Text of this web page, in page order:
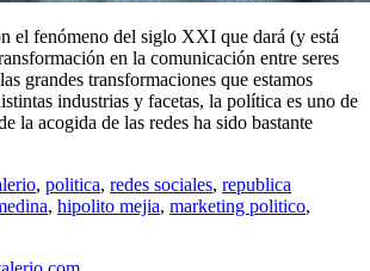
el fenómeno del siglo XXI que dará (y está
en la comunicación entre seres
grandes transformaciones que estamos
industrias y facetas, la política es uno de
la acogida de las redes ha sido bastante
, politica, redes sociales, republica
, hipolito mejia, marketing politico,